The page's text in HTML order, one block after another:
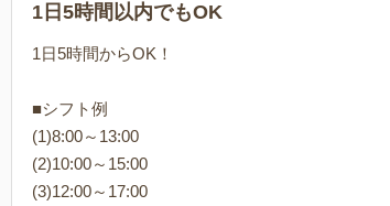
1日5時間以内でもOK
1日5時間からOK！
■シフト例
(1)8:00～13:00
(2)10:00～15:00
(3)12:00～17:00